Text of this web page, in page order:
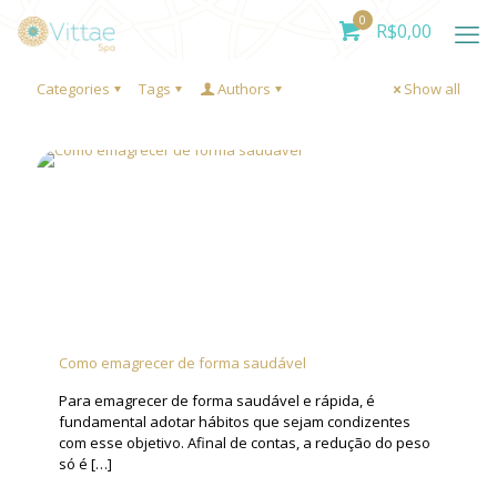
0 R$0,00
Categories Tags Authors Show all
Como emagrecer de forma saudável
Para emagrecer de forma saudável e rápida, é
fundamental adotar hábitos que sejam condizentes
com esse objetivo. Afinal de contas, a redução do peso
só é […]